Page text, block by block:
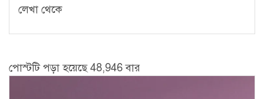
লেখা থেকে
পোস্টটি পড়া হয়েছে 48,946 বার